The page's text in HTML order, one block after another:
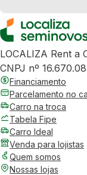
LOCALIZA Rent a
CNPJ nº
Financiamento
Parcelamento no
Carro na troca
Tabela Fipe
Carro Ideal
Venda para lojistas
Quem somos
Nossas lojas